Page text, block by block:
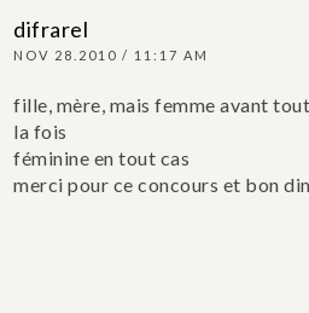
difrarel
NOV 28.2010 / 11:17 AM
fille, mère, mais femme avant
la fois
féminine en tout cas
merci pour ce concours et bon